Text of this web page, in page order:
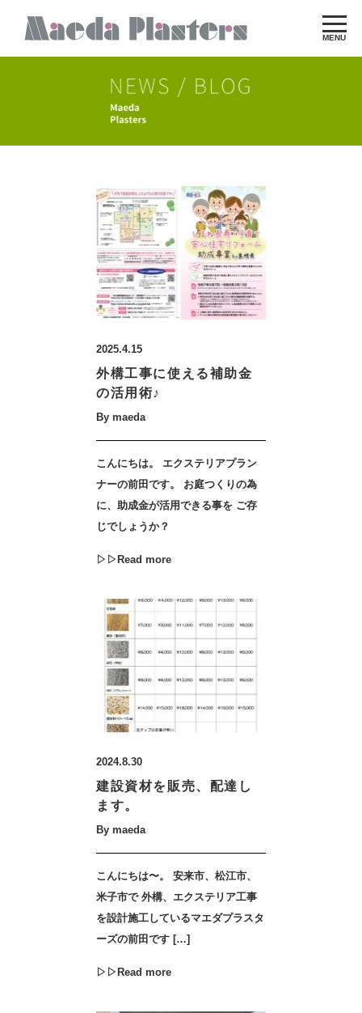
MENU
2025.4.15
外構工事に使える補助金
の活用術♪
By maeda
こんにちは。 エクステリアプラン
ナーの前田です。 お庭つくりの為
に、助成金が活用できる事を ご存
じでしょうか？
▷▷Read more
2024.8.30
建設資材を販売、配達し
ます。
By maeda
こんにちは〜。 安来市、松江市、
米子市で 外構、エクステリア工事
を設計施工しているマエダプラスタ
ーズの前田です […]
▷▷Read more